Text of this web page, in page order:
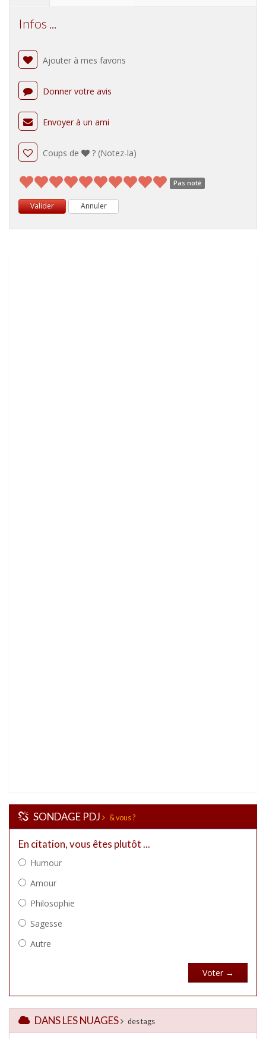
Infos ...
Ajouter à mes favoris
Donner votre avis
Envoyer à un ami
Coups de ? (Notez-la)
Pas noté
Valider Annuler
SONDAGE PDJ & vous ?
DANS LES NUAGES des tags